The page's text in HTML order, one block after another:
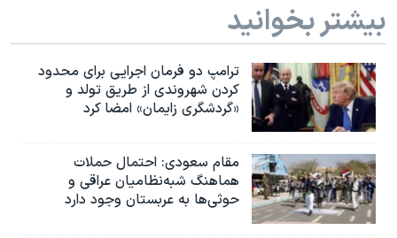
بیشتر بخوانید
ترامپ دو فرمان اجرایی برای محدود
کردن شهروندی از طریق تولد و
«گردشگری زایمان» امضا کرد
مقام سعودی: احتمال حملات
هماهنگ شبه‌نظامیان عراقی و
حوثی‌ها به عربستان وجود دارد